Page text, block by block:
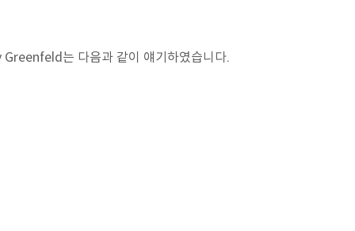
는 다음과 같이 얘기하였습니다.